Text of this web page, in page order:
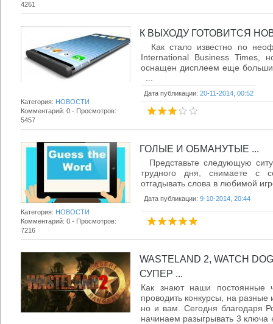
4261
К ВЫХОДУ ГОТОВИТСЯ
Как стало известно по
International Business Times,
оснащен дисплеем еще
Дата публикации: 20-11-2014, 00:52
Категория: НОВОСТИ
Комментарий: 0 - Просмотров:
5457
ГОЛЫЕ И ОБМАНУТЫЕ ...
Представьте следующую
трудного дня, снимаете с
отгадывать слова в любимой
Дата публикации: 9-10-2014, 20:44
Категория: НОВОСТИ
Комментарий: 0 - Просмотров:
7216
WASTELAND 2, WATCH
СУПЕР ...
Как знают наши постоянные
проводить конкурсы, на разные
но и вам. Сегодня благодаря
начинаем разыгрывать 3 ключа